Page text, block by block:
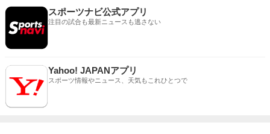
スポーツナビ公式アプリ
注目の試合も最新ニュースも逃さない
Yahoo! JAPANアプリ
スポーツ情報やニュース、天気もこれひとつで